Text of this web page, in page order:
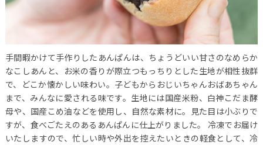
手間暇かけて手作りしたあんぱんは、ちょうどいい甘さのなめらか
なこしあんと、お米の香りが際立つもっちりとした生地が相性抜群
で、どこか懐かしい味わい。子どもからおじいちゃんおばあちゃん
まで、みんなに愛される味です。生地には国産米粉、白神こだま酵
母や、国産こめ油などを使用し、自然な素材に。見た目は小ぶりで
すが、食べごたえのあるあんぱんに仕上がりました。 冷凍でお届け
いたしますので、忙しい時や外出を控えたいときの軽食として、冷